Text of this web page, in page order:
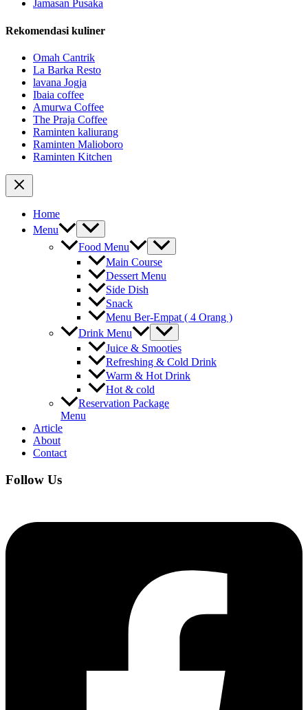
Jamasan Pusaka
Rekomendasi kuliner
Omah Cantrik
La Barka Resto
lavana Jogja
Ibaia coffee
Amurwa Coffee
The Praja Coffee
Raminten kaliurang
Raminten Malioboro
Raminten Kitchen
Home
Menu
Food Menu
Main Course
Dessert Menu
Side Dish
Snack
Menu Ber-Empat ( 4 Orang )
Drink Menu
Juice & Smooties
Refreshing & Cold Drink
Warm & Hot Drink
Hot & cold
Reservation Package
Menu
Article
About
Contact
Follow Us